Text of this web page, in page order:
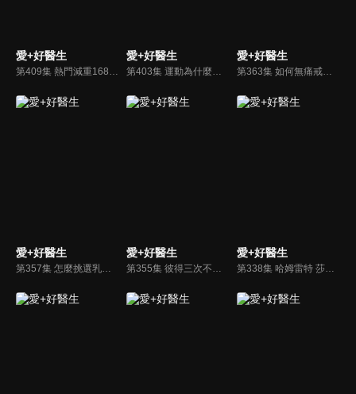
愛+好醫生 愛+好醫生
第403集 運動為什麼要找教練？怎麼開始運動規劃、找到好教練呢？
愛+好醫生
第363集 如何無痛戒母奶
愛+好醫生
第357集 怎麼挑選乳製品
愛+好醫生
第355集 彼得三次不認主 聖經
愛+好醫生
第338集 哈姆雷特 莎士比亞